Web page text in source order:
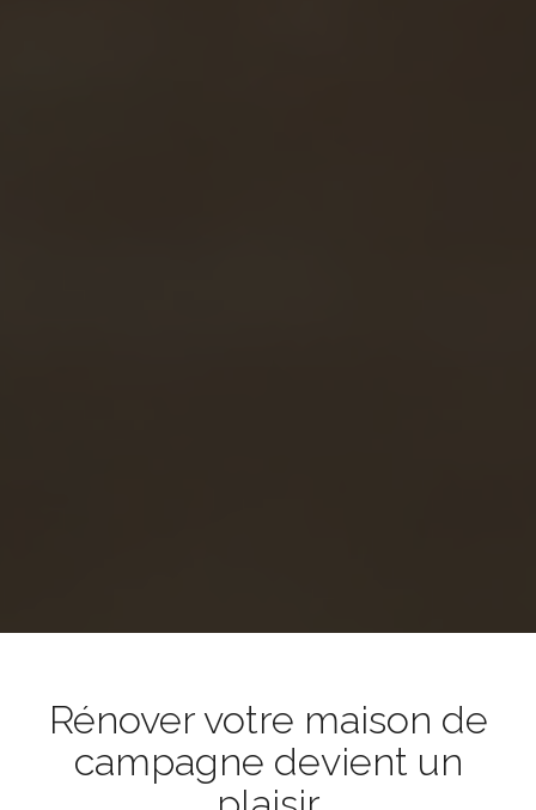
Rénover votre maison de
campagne devient un